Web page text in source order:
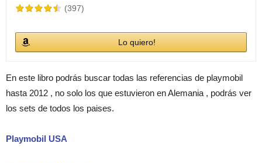
(397)
Lo quiero!
En este libro podrás buscar todas las referencias de playmobil
hasta 2012 , no solo los que estuvieron en Alemania , podrás ver
los sets de todos los paises.
Playmobil USA